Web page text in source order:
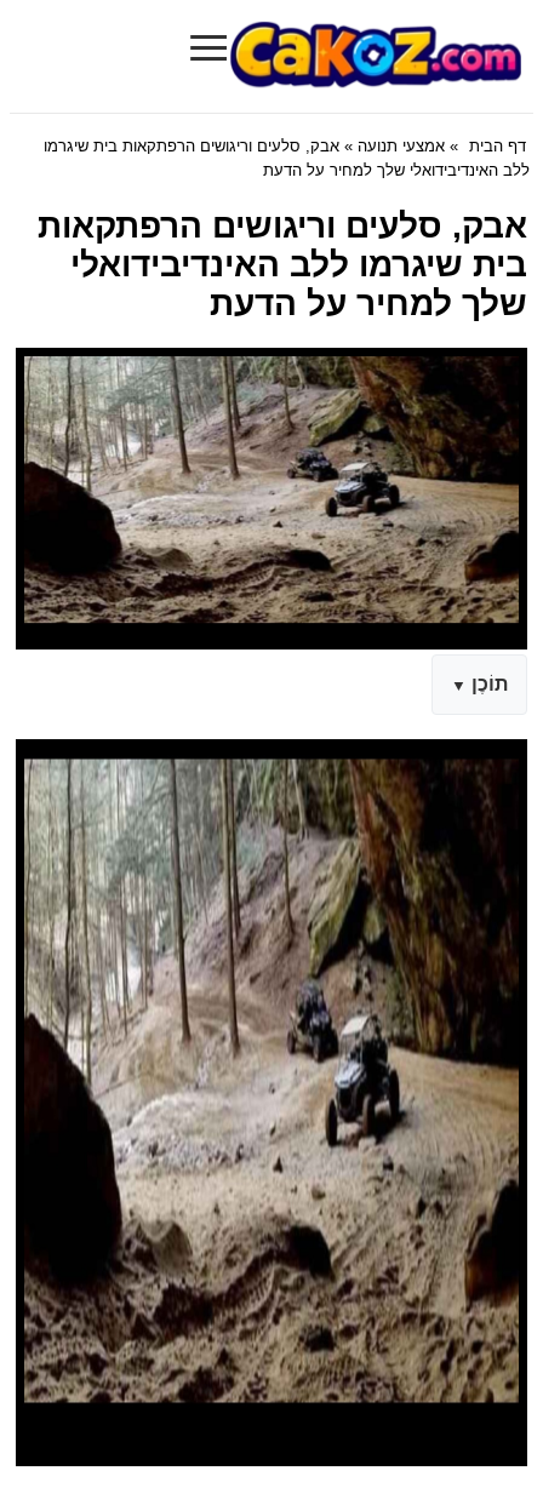
Cakoz.com
≡
דף הבית » אמצעי תנועה » אבק, סלעים וריגושים הרפתקאות בית שיגרמו
ללב האינדיבידואלי שלך למחיר על הדעת
אבק, סלעים וריגושים הרפתקאות
בית שיגרמו ללב האינדיבידואלי
שלך למחיר על הדעת
תוֹכֶן